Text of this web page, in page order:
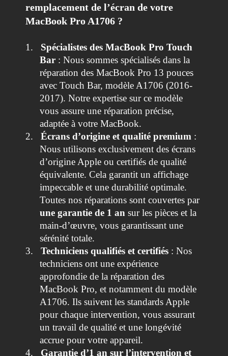
remplacement de l’écran de votre
MacBook Pro A1706 ?
1. Spécialistes des MacBook Pro Touch
Bar : Nous sommes spécialisés dans la
réparation des MacBook Pro 13 pouces
avec Touch Bar, modèle A1706 (2016-
2017). Notre expertise sur ce modèle
vous assure une réparation précise,
adaptée à votre MacBook.
2. Écrans d’origine et qualité premium :
Nous utilisons exclusivement des écrans
d’origine Apple ou certifiés de qualité
équivalente. Cela garantit un affichage
impeccable et une durabilité optimale.
Toutes nos réparations sont couvertes par
une garantie de 1 an sur les pièces et la
main-d’œuvre, vous garantissant une
sérénité totale.
3. Techniciens qualifiés et certifiés : Nos
techniciens ont une expérience
approfondie de la réparation des
MacBook Pro, et notamment du modèle
A1706. Ils suivent les standards Apple
pour chaque intervention, vous assurant
un travail de qualité et une longévité
accrue pour votre appareil.
4. Garantie d’1 an sur l’intervention et